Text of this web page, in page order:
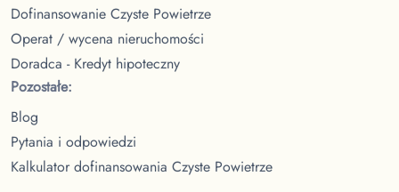
Dofinansowanie Czyste Powietrze
Operat / wycena nieruchomości
Doradca - Kredyt hipoteczny
Pozostałe:
Blog
Pytania i odpowiedzi
Kalkulator dofinansowania Czyste Powietrze